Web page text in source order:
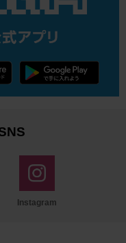
Instagram